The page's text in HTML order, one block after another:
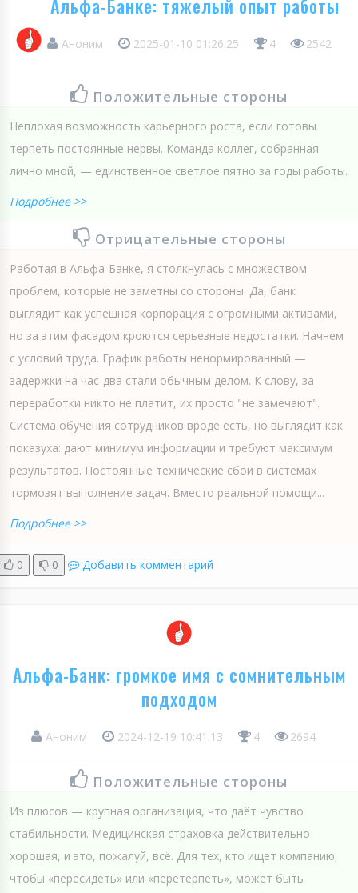
Альфа-Банке: тяжелый опыт работы
Аноним 2025-01-10 01:26:25 4 2542
Положительные стороны
Неплохая возможность карьерного роста, если готовы
терпеть постоянные нервы. Команда коллег, собранная
лично мной, — единственное светлое пятно за годы работы.
Подробнее >>
Отрицательные стороны
Работая в Альфа-Банке, я столкнулась с множеством
проблем, которые не заметны со стороны. Да, банк
выглядит как успешная корпорация с огромными активами,
но за этим фасадом кроются серьезные недостатки. Начнем
с условий труда. График работы ненормированный —
задержки на час-два стали обычным делом. К слову, за
переработки никто не платит, их просто "не замечают".
Система обучения сотрудников вроде есть, но выглядит как
показуха: дают минимум информации и требуют максимум
результатов. Постоянные технические сбои в системах
тормозят выполнение задач. Вместо реальной помощи...
Подробнее >>
0 0 Добавить комментарий
Альфа-Банк: громкое имя с сомнительным
подходом
Аноним 2024-12-19 10:41:13 4 2694
Положительные стороны
Из плюсов — крупная организация, что даёт чувство
стабильности. Медицинская страховка действительно
хорошая, и это, пожалуй, всё. Для тех, кто ищет компанию,
чтобы «пересидеть» или «перетерпеть», может быть